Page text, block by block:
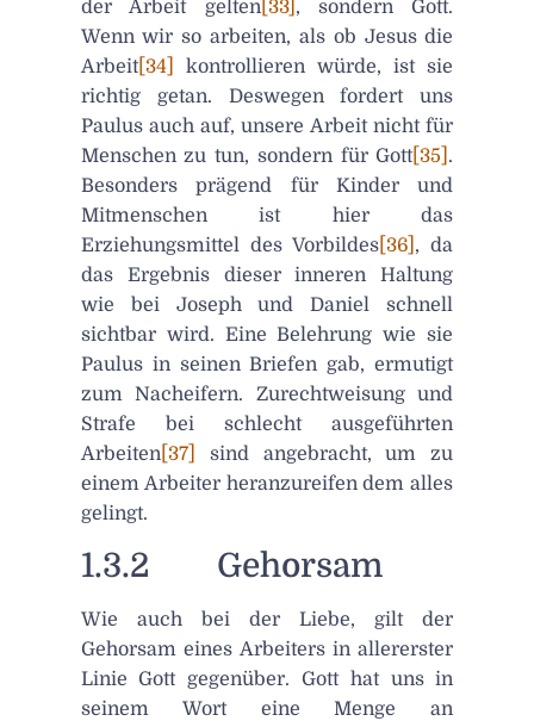
der Arbeit gelten[33] , sondern Gott.
Wenn wir so arbeiten, als ob Jesus die
Arbeit[34]
kontrollieren würde, ist sie
richtig getan. Deswegen fordert uns
Paulus auch auf, unsere Arbeit nicht für
Menschen zu tun, sondern für Gott[35] .
Besonders prägend für Kinder und
Mitmenschen ist hier das
Erziehungsmittel des Vorbildes [36] , da
das Ergebnis dieser inneren Haltung
wie bei Joseph und Daniel schnell
sichtbar wird. Eine Belehrung wie sie
Paulus in seinen Briefen gab, ermutigt
zum Nacheifern. Zurechtweisung und
Strafe bei schlecht ausgeführten
Arbeiten[37]
sind angebracht, um zu
einem Arbeiter heranzureifen dem alles
gelingt.
1.3.2 Gehorsam
Wie auch bei der Liebe, gilt der
Gehorsam eines Arbeiters in allererster
Linie Gott gegenüber. Gott hat uns in
seinem Wort eine Menge an